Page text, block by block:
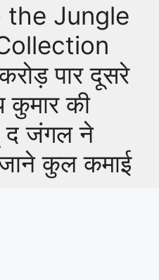
the Jungle
पार दूसरे
कुमार की
द जंगल ने
कुल कमाई